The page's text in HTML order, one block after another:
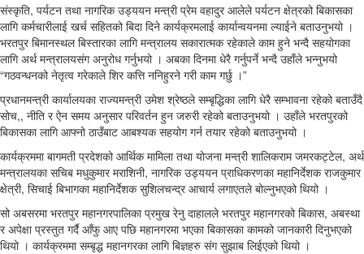
संस्कृति, पर्यटन तथा नागरिक उड्ययन मन्त्री प्रेम वहादुर आलेले पर्यटन क्षेत्रको बिकासका
लागि कर्मचारीलाई खर्च सहितको बिदा दिने कार्यक्रमलाई कार्यान्वयनमा ल्याईने बताउनुभयो ।
भरतपुर बिमानस्थल बिस्तारका लागि मन्त्रालय सकारात्मक रहेकाले काम हुने भन्दै सहयोगका
लागि अर्थ मन्त्रालयसंग अनुरोध गर्नुभयो । अबका दिनमा धेरै गर्नुपर्ने भन्दै उहाँले भन्नुभयो
“गठवन्धनको नेतृत्व गरेकाले शिर कत्ति ननिहुरने गरी काम गर्छु ।”
प्रधानमन्त्री कार्यालयका राज्यमन्त्री उमेश श्रेष्ठले सम्बृद्धिका लागि धेरै सम्भावना रहेको बताउँदै
सोच,, नीति र ऐन समय अनुसार परिवर्तन हुन जरुरी रहेको बताउनुभयो । उहाँले भरतपुरको
बिकासका लागि आफ्नो ठाउँबाट आबश्यक सहयोग गर्न तयार रहेको बताउनुभयो ।
कार्यक्रममा बागमती प्रदेशको आर्थिक मामिला तथा योजना मन्त्री शालिकराम जमरकट्टेल, अर्थ
मन्त्रालयका सचिब मधुकुमार मराशिनी, नागरिक उड्ययन प्राधिकरणका महानिर्देशक राजकुमार
क्षेत्री, सिचाई बिभागका महानिर्देशक सुशिलचन्द्र आचार्य लगाएतले बोल्नुभएको थियो ।
सो अबसरमा भरतपुर महानगरपालिका प्रमुख रेनु दाहालले भरतपुर महानगरको बिकास, अबस्था
र अपेक्षा प्रस्तुत गर्दै आँफु आए पछि महानगरमा भएका बिकासका कामको जानकारी दिनुभएको
थियो । कार्यक्रममा सम्बृद्ध महानगरका लागि बिज्ञहरु संग सुझाब लिईएको थियो ।